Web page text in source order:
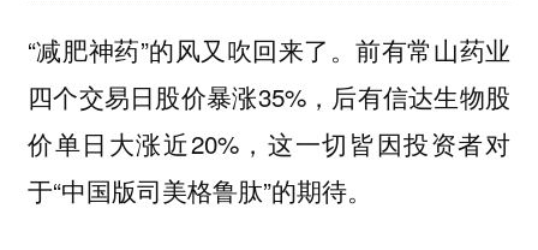
“减肥神药”的风又吹回来了。前有常山药业
四个交易日股价暴涨35%，后有信达生物股
价单日大涨近20%，这一切皆因投资者对
于“中国版司美格鲁肽”的期待。